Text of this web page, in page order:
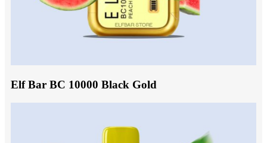
Elf Bar BC 10000 Black Gold